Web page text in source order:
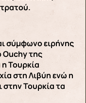
σύμφωνο ειρήνης
Ouchy της
Τουρκία
στη Λιβύη ενώ η
στην Τουρκία τα